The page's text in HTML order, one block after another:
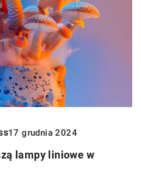
17 grudnia 2024
lampy liniowe w